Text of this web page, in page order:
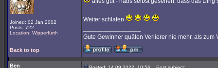
Joined: 02 Jan 2002
Posts: 722
Location: Wipperfürth
Weiter schlafen
Gute Gewinner quälen Verlierer nie mehr, als zum
Back to top
Ben